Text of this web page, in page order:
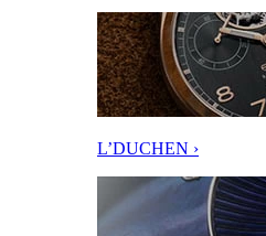
L’DUCHEN ›